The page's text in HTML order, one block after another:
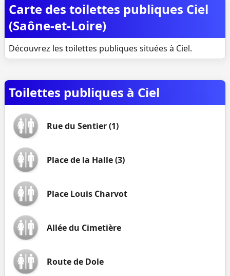
Carte des toilettes publiques Ciel
(Saône-et-Loire)
Découvrez les toilettes publiques situées à Ciel.
Toilettes publiques à Ciel
Rue du Sentier (1)
Place de la Halle (3)
Place Louis Charvot
Allée du Cimetière
Route de Dole